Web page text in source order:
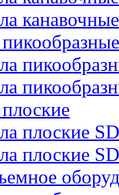
плоские
плоские